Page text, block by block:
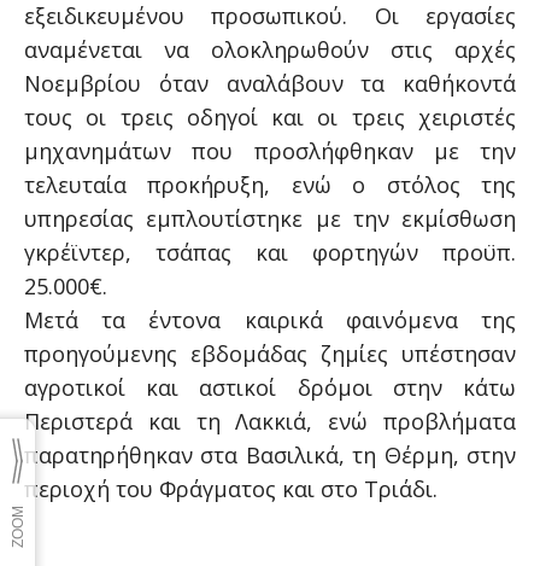
εξειδικευμένου προσωπικού. Οι εργασίες
αναμένεται να ολοκληρωθούν στις αρχές
Νοεμβρίου όταν αναλάβουν τα καθήκοντά
τους οι τρεις οδηγοί και οι τρεις χειριστές
μηχανημάτων που προσλήφθηκαν με την
τελευταία προκήρυξη, ενώ ο στόλος της
υπηρεσίας εμπλουτίστηκε με την εκμίσθωση
γκρέϊντερ, τσάπας και φορτηγών προϋπ.
25.000€.
Μετά τα έντονα καιρικά φαινόμενα της
προηγούμενης εβδομάδας ζημίες υπέστησαν
αγροτικοί και αστικοί δρόμοι στην κάτω
Περιστερά και τη Λακκιά, ενώ προβλήματα
παρατηρήθηκαν στα Βασιλικά, τη Θέρμη, στην
περιοχή του Φράγματος και στο Τριάδι.